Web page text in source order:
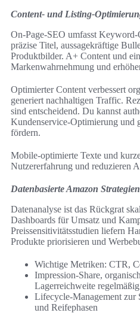
Content- und Listing-
On-Page-SEO umfasst
präzise Titel, aussagekräftige
Produktbilder. A+ Content und
Markenwahrnehmung und
Optimierter Content verbessert
generiert nachhaltigen Traffic.
sind entscheidend. Du kannst
Kundenservice-Optimierung und
fördern.
Mobile-optimierte Texte und
Nutzererfahrung und reduzieren
Datenbasierte Amazon
Datenanalyse ist das Rückgrat
Dashboards für Umsatz und
Preissensitivitätsstudien liefern
Produkte priorisieren und
Wichtige Metriken: CTR,
Impression-Share,
Lagerreichweite
Lifecycle-Management zur
und Reifephasen